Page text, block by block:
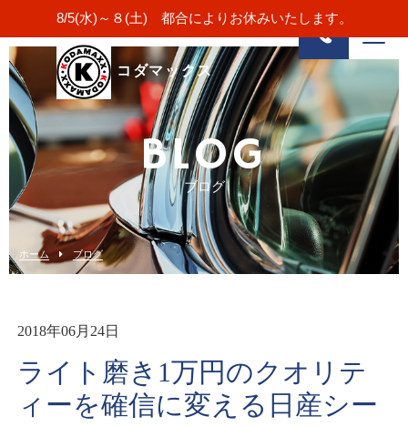
8/5(水)～８(土) 都合によりお休みいたします。
コダマックス
BLOG
ブログ
ホーム ブログ
2018年06月24日
ライト磨き1万円のクオリテ
ィーを確信に変える日産シー